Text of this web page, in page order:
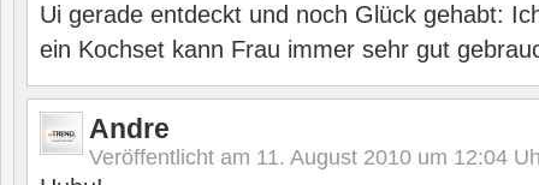
Ui gerade entdeckt und noch Glück gehabt:
ein Kochset kann Frau immer sehr gut
Andre
Veröffentlicht am 11. August 2010 um 12:04